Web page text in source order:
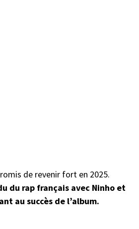
de revenir fort en 2025.
du rap français avec Ninho et
au succès de l’album.